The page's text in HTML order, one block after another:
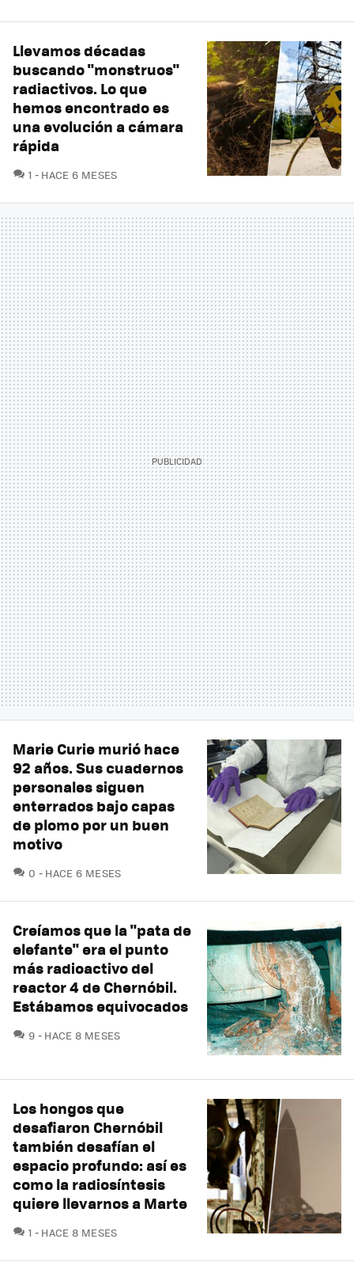
Llevamos décadas
buscando "monstruos"
radiactivos. Lo que
hemos encontrado es
una evolución a cámara
rápida
1 COMENTARIOS
HACE 6 MESES
Marie Curie murió hace
92 años. Sus cuadernos
personales siguen
enterrados bajo capas
de plomo por un buen
motivo
0 COMENTARIOS
HACE 6 MESES
Creíamos que la "pata de
elefante" era el punto
más radioactivo del
reactor 4 de Chernóbil.
Estábamos equivocados
9 COMENTARIOS
HACE 8 MESES
Los hongos que
desafiaron Chernóbil
también desafían el
espacio profundo: así es
como la radiosíntesis
quiere llevarnos a Marte
1 COMENTARIOS
HACE 8 MESES